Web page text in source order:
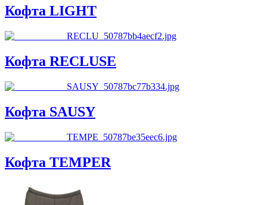
Кофта LIGHT
Кофта RECLUSE
Кофта SAUSY
Кофта TEMPER